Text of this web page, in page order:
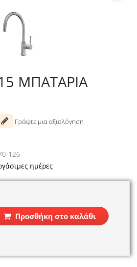
ΜΠΑΤΑΡΙΑ
Γράψτε μια αξιολόγηση
126
ημέρες
Προσθήκη στο καλάθι